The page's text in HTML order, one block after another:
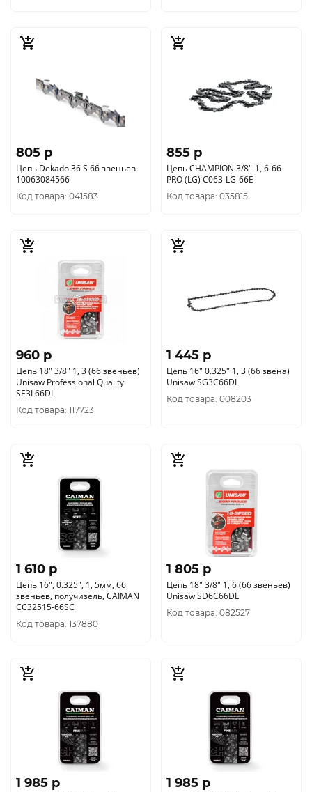
805 p
Цепь Dekado 36 S 66 звеньев
10063084566
Код товара: 041583
855 p
Цепь CHAMPION 3/8"-1, 6-66
PRO (LG) C063-LG-66E
Код товара: 035815
960 p
Цепь 18" 3/8" 1, 3 (66 звеньев)
Unisaw Professional Quality
SE3L66DL
Код товара: 117723
1 445 p
Цепь 16" 0.325" 1, 3 (66 звена)
Unisaw SG3C66DL
Код товара: 008203
1 610 p
Цепь 16", 0.325", 1, 5мм, 66
звеньев, получизель, CAIMAN
CC32515-66SC
Код товара: 137880
1 805 p
Цепь 18" 3/8" 1, 6 (66 звеньев)
Unisaw SD6C66DL
Код товара: 082527
1 985 p 1 985 p